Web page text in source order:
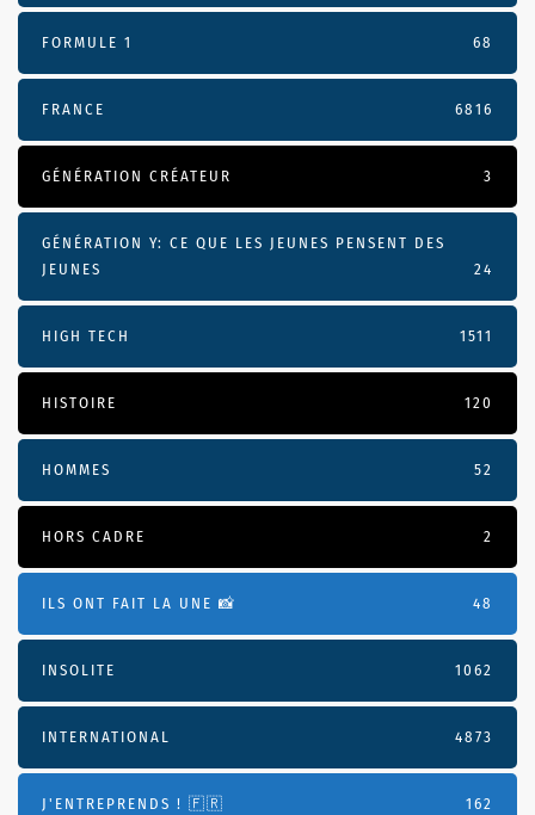
FORMULE 1 68
FRANCE 6816
GÉNÉRATION CRÉATEUR 3
GÉNÉRATION Y: CE QUE LES JEUNES PENSENT DES
JEUNES
24
HIGH TECH 1511
HISTOIRE 120
HOMMES 52
HORS CADRE 2
ILS ONT FAIT LA UNE 📸 48
INSOLITE 1062
INTERNATIONAL 4873
J'ENTREPRENDS ! 🇫🇷 162